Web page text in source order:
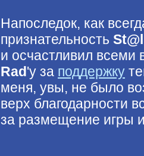
Напоследок, как
признательность
и осчастливил всеми
Rad'y за поддержку
меня, увы, не было
верх благодарности
за размещение игры